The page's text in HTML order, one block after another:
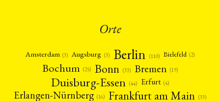
Orte
Amsterdam (3) Augsburg (3) Berlin (110) Bielefeld (2)
Bochum (25) Bonn (33) Bremen (19)
Duisburg-Essen (44) Erfurt (4)
Erlangen-Nürnberg (16) Frankfurt am Main (33)